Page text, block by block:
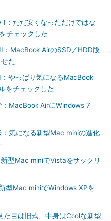
I：ただ安くなっただけではな
チェックした
MacBook AirのSSD／HDD版
た
やっぱり気になるMacBook
をチェックした
：MacBook AirにWindows 7
気になる新型Mac miniの進化
型Mac miniでVistaをサックリ
型Mac miniでWindows XPを
た目は旧式、中身はCoolな新型